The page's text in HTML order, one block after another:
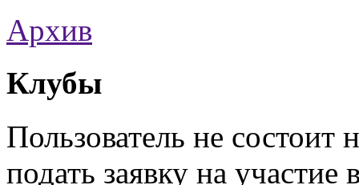
Архив
Клубы
Пользователь не
подать заявку на